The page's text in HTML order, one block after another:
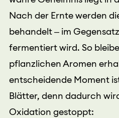
Nach der Ernte werden
behandelt – im
fermentiert wird. So
pflanzlichen Aromen
entscheidende Moment
Blätter, denn dadurch
Oxidation gestoppt: